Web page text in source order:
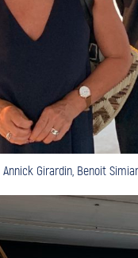
Girardin, Benoit